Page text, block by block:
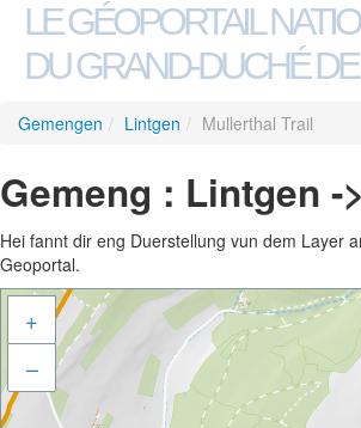
LE GÉOPORTAIL
DU GRAND-DUCHÉ
Gemengen / Lintgen / Mullerthal Trail
Gemeng : Lintgen
Hei fannt dir eng Duerstellung vun dem Layer
Geoportal.
+
–